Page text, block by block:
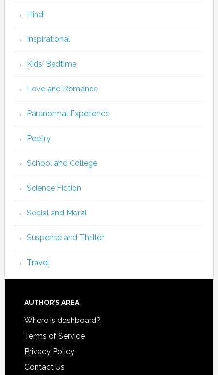
Hindi
Inspirational
Kids' Bedtime
Love and Romance
Paranormal Experience
Poetry
School and College
Science Fiction
Social and Moral
Suspense and Thriller
Travel
AUTHOR’S AREA
Where is dashboard?
Terms of Service
Privacy Policy
Contact Us